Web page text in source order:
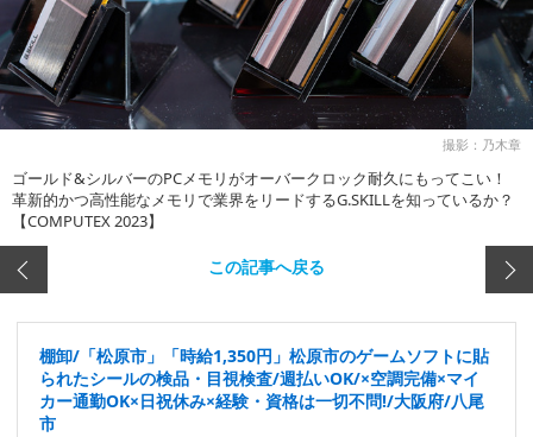
撮影：乃木章
ゴールド&シルバーのPCメモリがオーバークロック耐久にもってこい！
革新的かつ高性能なメモリで業界をリードするG.SKILLを知っているか？
【COMPUTEX 2023】
この記事へ戻る
棚卸/「松原市」「時給1,350円」松原市のゲームソフトに貼
られたシールの検品・目視検査/週払いOK/×空調完備×マイ
カー通勤OK×日祝休み×経験・資格は一切不問!/大阪府/八尾
市